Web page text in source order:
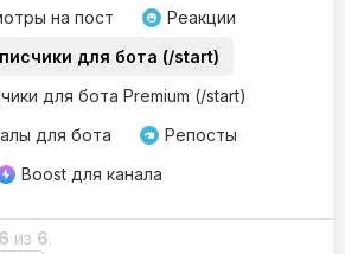
на пост
Реакции
для бота (/start)
для бота Premium (/start)
для бота
Репосты
Boost для канала
из 6.